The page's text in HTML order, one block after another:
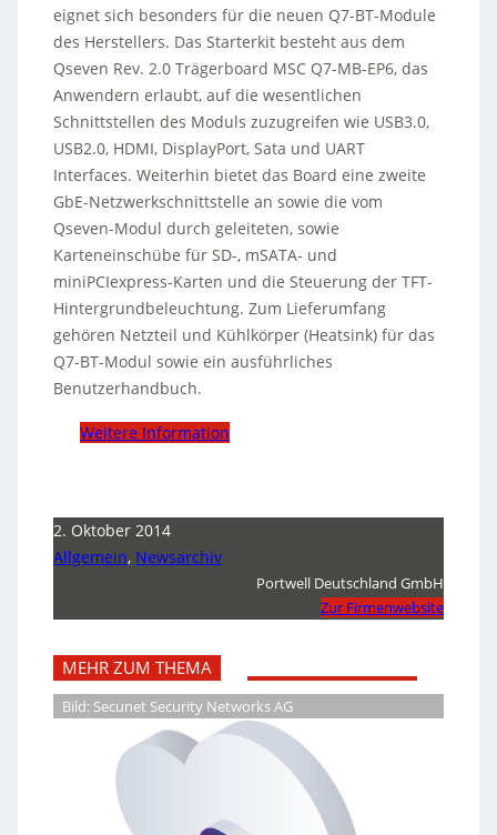
eignet sich besonders für die neuen Q7-BT-Module
des Herstellers. Das Starterkit besteht aus dem
Qseven Rev. 2.0 Trägerboard MSC Q7-MB-EP6, das
Anwendern erlaubt, auf die wesentlichen
Schnittstellen des Moduls zuzugreifen wie USB3.0,
USB2.0, HDMI, DisplayPort, Sata und UART
Interfaces. Weiterhin bietet das Board eine zweite
GbE-Netzwerkschnittstelle an sowie die vom
Qseven-Modul durch geleiteten, sowie
Karteneinschübe für SD-, mSATA- und
miniPCIexpress-Karten und die Steuerung der TFT-
Hintergrundbeleuchtung. Zum Lieferumfang
gehören Netzteil und Kühlkörper (Heatsink) für das
Q7-BT-Modul sowie ein ausführliches
Benutzerhandbuch.
Weitere Information
2. Oktober 2014
Allgemein, Newsarchiv
Portwell Deutschland GmbH
Zur Firmenwebsite
MEHR ZUM THEMA
Bild: Secunet Security Networks AG